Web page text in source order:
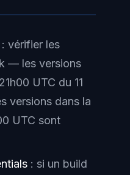
: vérifier les
— les versions
UTC du 11
versions dans la
UTC sont
: si un build